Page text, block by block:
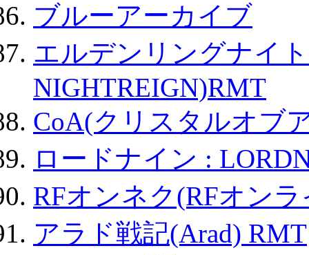
ブルーアーカイブ
エルデンリングナイ
NIGHTREIGN)RMT
CoA(クリスタルオブ
ロードナイン :
RFオンネク(RFオン
アラド戦記(Arad) RMT